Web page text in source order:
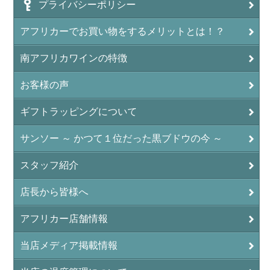
プライバシーポリシー
アフリカーでお買い物をするメリットとは！？
南アフリカワインの特徴
お客様の声
ギフトラッピングについて
サンソー ～ かつて１位だった黒ブドウの今 ～
スタッフ紹介
店長から皆様へ
アフリカー店舗情報
当店メディア掲載情報